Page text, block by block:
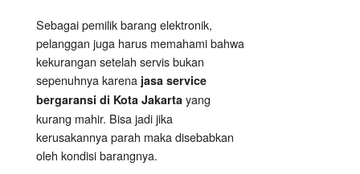
Sebagai pemilik barang elektronik,
pelanggan juga harus memahami bahwa
kekurangan setelah servis bukan
sepenuhnya karena jasa service
bergaransi di Kota Jakarta yang
kurang mahir. Bisa jadi jika
kerusakannya parah maka disebabkan
oleh kondisi barangnya.